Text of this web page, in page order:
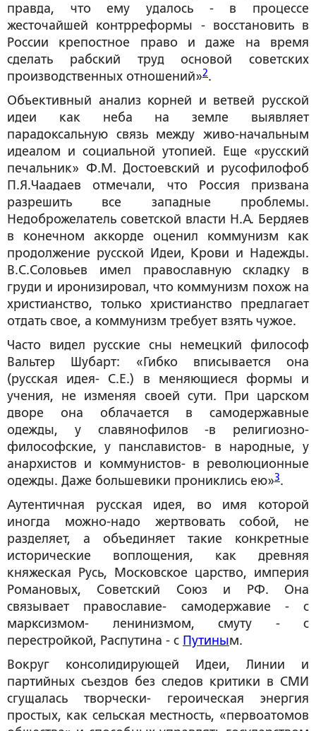
правда, что ему удалось - в процессе
жесточайшей контрреформы - восстановить в
России крепостное право и даже на время
сделать рабский труд основой советских
производственных отношений»2.
Объективный анализ корней и ветвей русской
идеи как неба на земле выявляет
парадоксальную связь между живо-начальным
идеалом и социальной утопией. Еще «русский
печальник» Ф.М. Достоевский и русофилофоб
П.Я.Чаадаев отмечали, что Россия призвана
разрешить все западные проблемы.
Недоброжелатель советской власти Н.А. Бердяев
в конечном аккорде оценил коммунизм как
продолжение русской Идеи, Крови и Надежды.
В.С.Соловьев имел православную складку в
груди и иронизировал, что коммунизм похож на
христианство, только христианство предлагает
отдать свое, а коммунизм требует взять чужое.
Часто видел русские сны немецкий философ
Вальтер Шубарт: «Гибко вписывается она
(русская идея- С.Е.) в меняющиеся формы и
учения, не изменяя своей сути. При царском
дворе она облачается в самодержавные
одежды, у славянофилов -в религиозно-
философские, у панславистов- в народные, у
анархистов и коммунистов- в революционные
одежды. Даже большевики прониклись ею»3.
Аутентичная русская идея, во имя которой
иногда можно-надо жертвовать собой, не
разделяет, а объединяет такие конкретные
исторические воплощения, как древняя
княжеская Русь, Московское царство, империя
Романовых, Советский Союз и РФ. Она
связывает православие- самодержавие - с
марксизмом- ленинизмом, смуту - с
перестройкой, Распутина - с Путиным.
Вокруг консолидирующей Идеи, Линии и
партийных съездов без следов критики в СМИ
сгущалась творчески- героическая энергия
простых, как сельская местность, «первоатомов